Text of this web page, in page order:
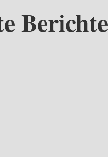
Berichte